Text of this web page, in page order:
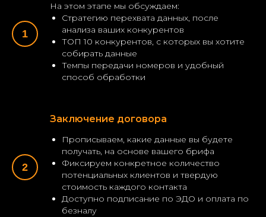
На этом этапе мы обсуждаем:
Стратегию перехвата данных, после
анализа ваших конкурентов
ТОП 10 конкурентов, с которых вы хотите
собирать данные
Темпы передачи номеров и удобный
способ обработки
Заключение договора
Прописываем, какие данные вы будете
получать, на основе вашего брифа
Фиксируем конкретное количество
потенциальных клиентов и твердую
стоимость каждого контакта
Доступно подписание по ЭДО и оплата по
безналу